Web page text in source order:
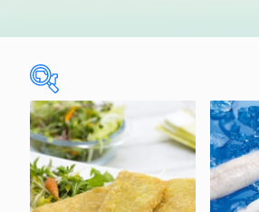
Sin categorizar
(0)
CELIACOS
HOGAR(185)
HORECA (242)